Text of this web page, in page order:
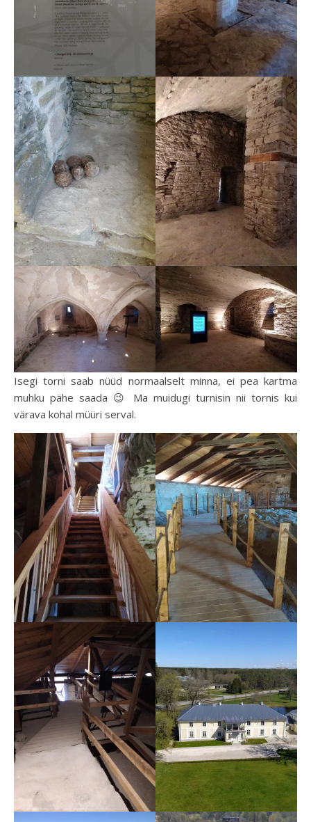
Isegi torni saab nüüd normaalselt minna, ei pea kartma
muhku pähe saada 😉 Ma muidugi turnisin nii tornis kui
värava kohal müüri serval.